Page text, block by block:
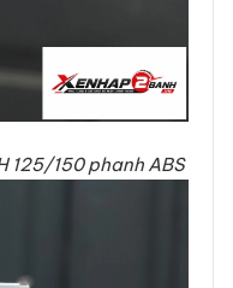
125/150 phanh ABS